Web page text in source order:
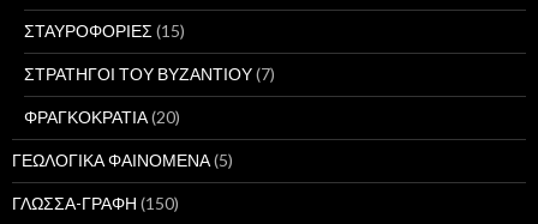
ΣΤΑΥΡΟΦΟΡΙΕΣ (15)
ΣΤΡΑΤΗΓΟΙ ΤΟΥ ΒΥΖΑΝΤΙΟΥ(7)
ΦΡΑΓΚΟΚΡΑΤΙΑ(20)
ΓΕΩΛΟΓΙΚΑ ΦΑΙΝΟΜΕΝΑ(5)
ΓΛΩΣΣΑ-ΓΡΑΦΗ (150)